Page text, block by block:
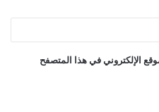
الإلكتروني في هذا المتصفح